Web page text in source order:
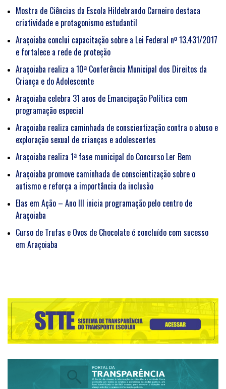
Mostra de Ciências da Escola Hildebrando Carneiro destaca
criatividade e protagonismo estudantil
Araçoiaba conclui capacitação sobre a Lei Federal nº 13.431/2017
e fortalece a rede de proteção
Araçoiaba realiza a 10ª Conferência Municipal dos Direitos da
Criança e do Adolescente
Araçoiaba celebra 31 anos de Emancipação Política com
programação especial
Araçoiaba realiza caminhada de conscientização contra o abuso e
exploração sexual de crianças e adolescentes
Araçoiaba realiza 1ª fase municipal do Concurso Ler Bem
Araçoiaba promove caminhada de conscientização sobre o
autismo e reforça a importância da inclusão
Elas em Ação – Ano III inicia programação pelo centro de
Araçoiaba
Curso de Trufas e Ovos de Chocolate é concluído com sucesso
em Araçoiaba